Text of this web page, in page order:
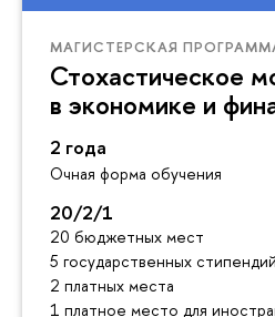
МАГИСТЕРСКАЯ
Стохастическое
в экономике и
2 года
Очная форма обучения
20/2/1
20 бюджетных мест
5 государственных
2 платных места
1 платное место для